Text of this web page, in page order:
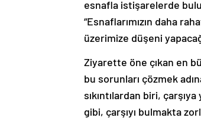
esnafla istişarelerde
“Esnaflarımızın daha
üzerimize düşeni
Ziyarette öne çıkan en
bu sorunları çözmek
sıkıntılardan biri,
gibi, çarşıyı bulmakta